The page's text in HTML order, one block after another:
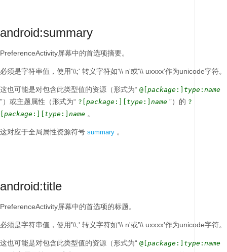
android:summary
PreferenceActivity屏幕中的首选项摘要。
必须是字符串值，使用'\\;' 转义字符如'\\ n'或'\\ uxxxx'作为unicode字符。
这也可能是对包含此类型值的资源（形式为“ @[ package :] type : name
”）或主题属性（形式为“ ?[ package :][ type :] name ”）的 ?
package :][ type :] name 。
这对应于全局属性资源符号 summary 。
android:title
PreferenceActivity屏幕中的首选项的标题。
必须是字符串值，使用'\\;' 转义字符如'\\ n'或'\\ uxxxx'作为unicode字符。
这也可能是对包含此类型值的资源（形式为“ @[ package :] type : name